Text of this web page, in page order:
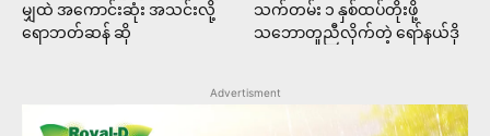
မျှထဲ အကောင်းဆုံး အသင်းလို့
ရောဘတ်ဆန် ဆို
သက်တမ်း ၁ နှစ်ထပ်တိုးဖို့
သဘောတူညီလိုက်တဲ့ ရော်နယ်ဒို
Advertisment